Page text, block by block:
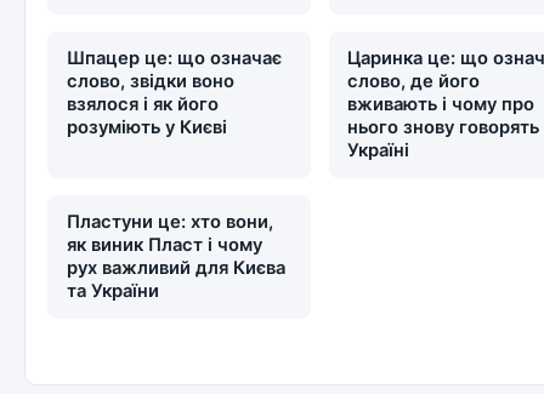
Шпацер це: що означає
слово, звідки воно
взялося і як його
розуміють у Києві
Царинка це: що
слово, де його
вживають і чому про
нього знову говорять
Україні
Пластуни це: хто вони,
як виник Пласт і чому
рух важливий для Києва
та України